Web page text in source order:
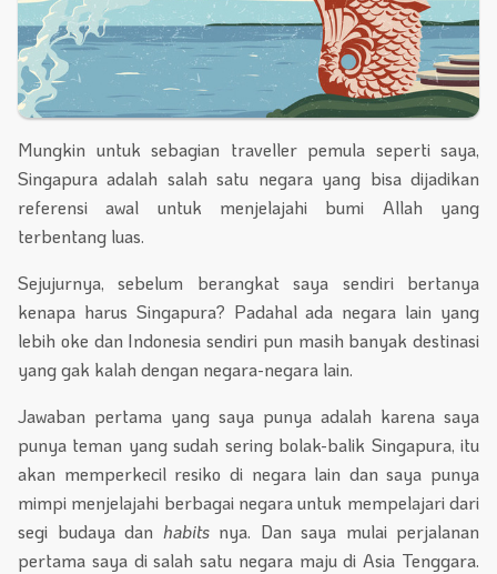
Mungkin untuk sebagian traveller pemula seperti saya,
Singapura adalah salah satu negara yang bisa dijadikan
referensi awal untuk menjelajahi bumi Allah yang
terbentang luas.
Sejujurnya, sebelum berangkat saya sendiri bertanya
kenapa harus Singapura? Padahal ada negara lain yang
lebih oke dan Indonesia sendiri pun masih banyak destinasi
yang gak kalah dengan negara-negara lain.
Jawaban pertama yang saya punya adalah karena saya
punya teman yang sudah sering bolak-balik Singapura, itu
akan memperkecil resiko di negara lain dan saya punya
mimpi menjelajahi berbagai negara untuk mempelajari dari
segi budaya dan habitsnya. Dan saya mulai perjalanan
pertama saya di salah satu negara maju di Asia Tenggara.